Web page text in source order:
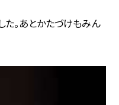
た。あとかたづけもみん